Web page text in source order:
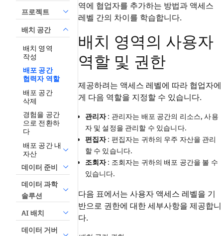
프로젝트
배치 공간
배치 영역
작성
배포 공간
협력자 역할
배포 공간
삭제
경험을 공간
으로 전환하
다
배포 공간 내
자산
데이터 준비
데이터 과학
솔루션
AI 배치
데이터 거버
역에 협업자를 추가하는 방법과 액세스
레벨 간의 차이를 학습합니다.
배치 영역의 사용자
역할 및 권한
제공하려는 액세스 레벨에 따라 협업자에
게 다음 역할을 지정할 수 있습니다.
관리자: 관리자는 배포 공간의 리소스, 사용
자 및 설정을 관리할 수 있습니다.
편집자: 편집자는 귀하의 우주 자산을 관리
할 수 있습니다.
조회자: 조회자는 귀하의 배포 공간을 볼 수
있습니다.
다음 표에서는 사용자 액세스 레벨을 기
반으로 권한에 대한 세부사항을 제공합니
다.